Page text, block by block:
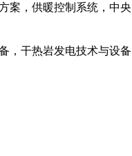
，供暖控制系统，中
干热岩发电技术与设